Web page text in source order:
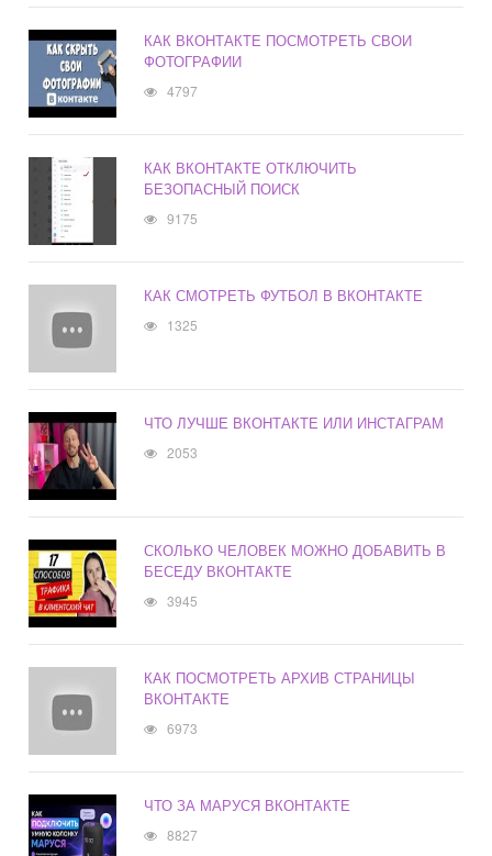
КАК ВКОНТАКТЕ ПОСМОТРЕТЬ СВОИ
ФОТОГРАФИИ
4797
КАК ВКОНТАКТЕ ОТКЛЮЧИТЬ
БЕЗОПАСНЫЙ ПОИСК
9175
КАК СМОТРЕТЬ ФУТБОЛ В ВКОНТАКТЕ
1325
ЧТО ЛУЧШЕ ВКОНТАКТЕ ИЛИ ИНСТАГРАМ
2053
СКОЛЬКО ЧЕЛОВЕК МОЖНО ДОБАВИТЬ В
БЕСЕДУ ВКОНТАКТЕ
3945
КАК ПОСМОТРЕТЬ АРХИВ СТРАНИЦЫ
ВКОНТАКТЕ
6973
ЧТО ЗА МАРУСЯ ВКОНТАКТЕ
8827